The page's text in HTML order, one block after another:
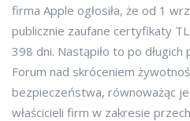
firma Apple ogłosiła, że od 1
publicznie zaufane certyfikaty
398 dni. Nastąpiło to po długich
Forum nad skróceniem
bezpieczeństwa, równoważąc
właścicieli firm w zakresie